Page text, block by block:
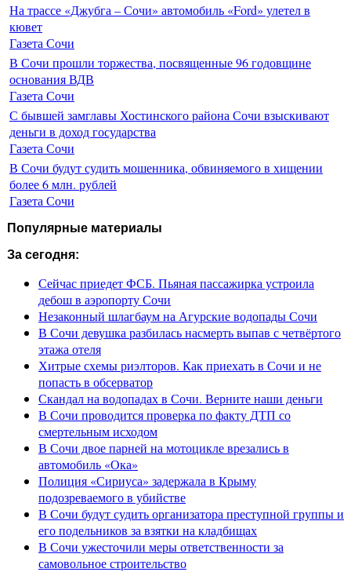
На трассе «Джубга – Сочи» автомобиль «Ford» улетел в
кювет
Газета Сочи
В Сочи прошли торжества, посвященные 96 годовщине
основания ВДВ
Газета Сочи
С бывшей замглавы Хостинского района Сочи взыскивают
деньги в доход государства
Газета Сочи
В Сочи будут судить мошенника, обвиняемого в хищении
более 6 млн. рублей
Газета Сочи
Популярные материалы
За сегодня:
Сейчас приедет ФСБ. Пьяная пассажирка устроила
дебош в аэропорту Сочи
Незаконный шлагбаум на Агурские водопады Сочи
В Сочи девушка разбилась насмерть выпав с четвёртого
этажа отеля
Хитрые схемы риэлторов. Как приехать в Сочи и не
попасть в обсерватор
Скандал на водопадах в Сочи. Верните наши деньги
В Сочи проводится проверка по факту ДТП со
смертельным исходом
В Сочи двое парней на мотоцикле врезались в
автомобиль «Ока»
Полиция «Сириуса» задержала в Крыму
подозреваемого в убийстве
В Сочи будут судить организатора преступной группы и
его подельников за взятки на кладбищах
В Сочи ужесточили меры ответственности за
самовольное строительство